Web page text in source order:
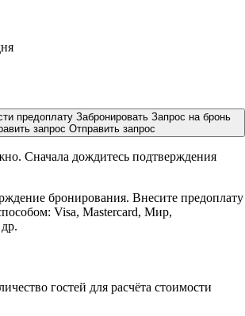
предоплату Забронировать Запрос на бронь
запрос Отправить запрос
Сначала дождитесь подтверждения
бронирования. Внесите предоплату
Visa, Mastercard, Мир,
гостей для расчёта стоимости